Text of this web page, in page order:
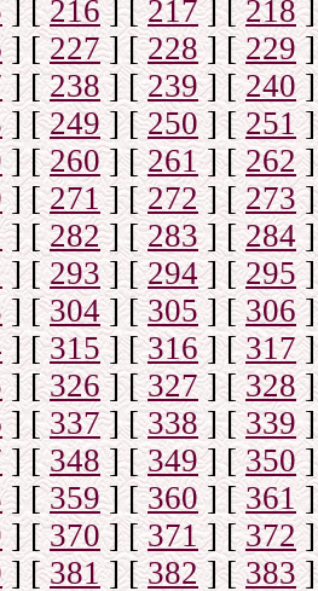
] [216] [217] [218]
] [227] [228] [229]
] [238] [239] [240]
] [249] [250] [251]
] [260] [261] [262]
] [271] [272] [273]
] [282] [283] [284]
] [293] [294] [295]
] [304] [305] [ 306]
] [315] [316] [317]
] [326] [327] [328]
] [337] [338] [339]
] [348] [349] [350]
] [359] [360] [ 361]
] [370] [371] [372]
] [381] [382] [383]